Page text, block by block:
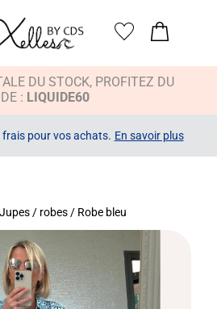
DU STOCK, PROFITEZ DU
: LIQUIDE60
frais pour vos achats. En savoir plus
Jupes / robes / Robe bleu